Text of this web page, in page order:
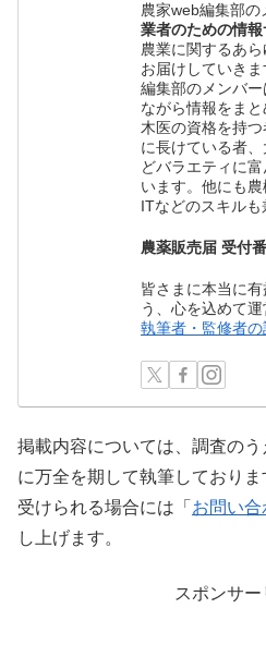
農家web編集部の
業者のための情報
農業に関するあ
お届けしていきま
編集部のメンバ
ながら情報をま
木医の資格を持
に長けている者
どバラエティに
います。他にも農
ITなどのスキルも
農薬販売届 受付
皆さまに本当に
う、心を込めて運
執筆者・監修者
掲載内容については、調査の
に万全を期して執筆しており
受けられる場合には「 お問い合
し上げます。
スポンサー